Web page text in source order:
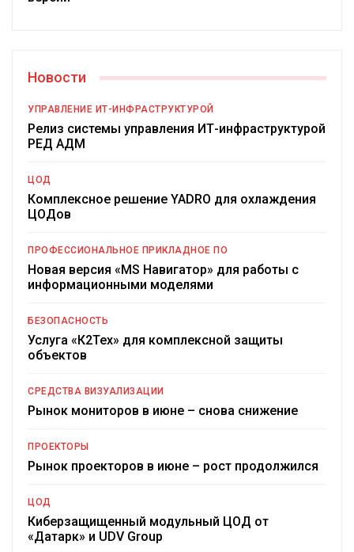
Новости
УПРАВЛЕНИЕ ИТ-ИНФРАСТРУКТУРОЙ
Релиз системы управления ИТ-инфраструктурой
РЕД АДМ
ЦОД
Комплексное решение YADRO для охлаждения
ЦОДов
ПРОФЕССИОНАЛЬНОЕ ПРИКЛАДНОЕ ПО
Новая версия «MS Навигатор» для работы с
информационными моделями
БЕЗОПАСНОСТЬ
Услуга «К2Тех» для комплексной защиты
объектов
СРЕДСТВА ВИЗУАЛИЗАЦИИ
Рынок мониторов в июне – снова снижение
ПРОЕКТОРЫ
Рынок проекторов в июне – рост продолжился
ЦОД
Киберзащищенный модульный ЦОД от
«Датарк» и UDV Group